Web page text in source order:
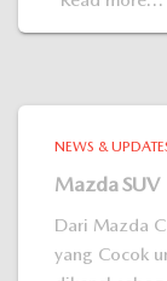
NEWS &
Mazda SUV
Dari Mazda
yang Cocok